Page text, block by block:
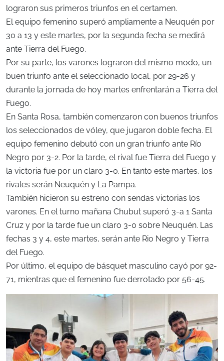
lograron sus primeros triunfos en el certamen.
El equipo femenino superó ampliamente a Neuquén por
30 a 13 y este martes, por la segunda fecha se medirá
ante Tierra del Fuego.
Por su parte, los varones lograron del mismo modo, un
buen triunfo ante el seleccionado local, por 29-26 y
durante la jornada de hoy martes enfrentarán a Tierra del
Fuego.
En Santa Rosa, también comenzaron con buenos triunfos
los seleccionados de vóley, que jugaron doble fecha. El
equipo femenino debutó con un gran triunfo ante Río
Negro por 3-2. Por la tarde, el rival fue Tierra del Fuego y
la victoria fue por un claro 3-0. En tanto este martes, los
rivales serán Neuquén y La Pampa.
También hicieron su estreno con sendas victorias los
varones. En el turno mañana Chubut superó 3-a 1 Santa
Cruz y por la tarde fue un claro 3-0 sobre Neuquén. Las
fechas 3 y 4, este martes, serán ante Rio Negro y Tierra
del Fuego.
Por último, el equipo de básquet masculino cayó por 92-
71, mientras que el femenino fue derrotado por 56-45.